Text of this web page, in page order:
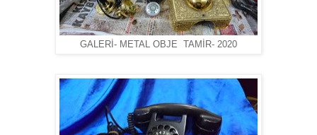
GALERİ- METAL OBJE TAMİR- 2020